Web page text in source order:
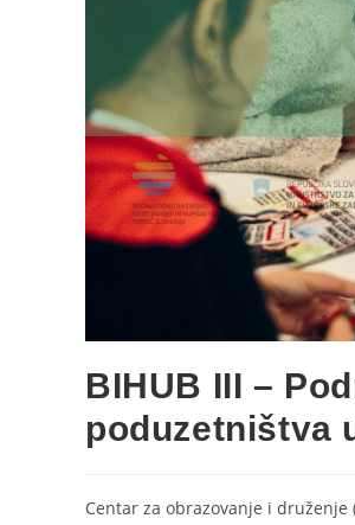
BIHUB III –
poduzetništva
Centar za obrazovanje i